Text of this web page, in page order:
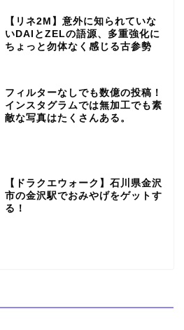
【リネ2M】意外に知られていな
いDAIとZELの語源、多重強化に
ちょっと勿体なく感じる古参勢
フィルターなしでも数億の投稿！
インスタグラムでは無加工でも素
敵な写真はたくさんある。
【ドラクエウォーク】石川県金沢
市の金沢駅でおみやげをゲットす
る！